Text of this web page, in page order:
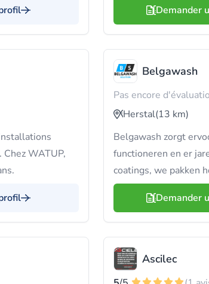
Demander
WATUP,
Belgawash
Pas encore
Herstal(13 km)
Belgawash zorgt
functioneren en er
coatings, we pakken
Demander
Ascilec